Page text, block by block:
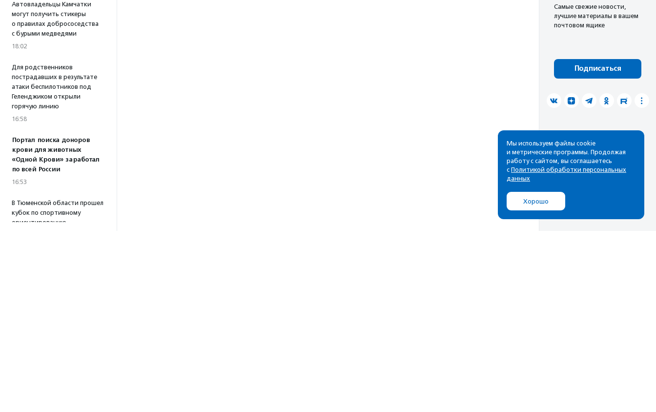
Автовладельцы Камчатки
могут получить стикеры
о правилах добрососедства
с бурыми медведями
18:02
Для родственников
пострадавших в результате
атаки беспилотников под
Геленджиком открыли
горячую линию
16:58
Портал поиска доноров
крови для животных
«Одной Крови» заработал
по всей России
16:53
В Тюменской области прошел
кубок по спортивному
ориентированию
Cамые свежие новости,
лучшие материалы в вашем
почтовом ящике
Подписаться
Мы используем файлы cookie
и метрические программы. Продолжая
работу с сайтом, вы соглашаетесь
с Политикой обработки персональных
данных
Хорошо